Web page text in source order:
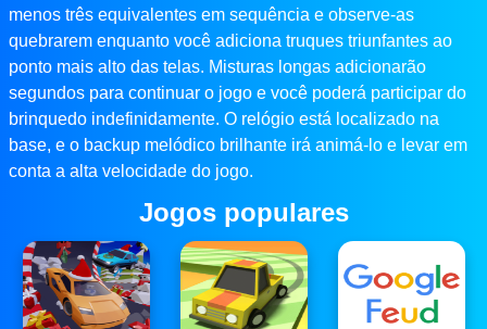
menos três equivalentes em sequência e observe-as
quebrarem enquanto você adiciona truques triunfantes ao
ponto mais alto das telas. Misturas longas adicionarão
segundos para continuar o jogo e você poderá participar do
brinquedo indefinidamente. O relógio está localizado na
base, e o backup melódico brilhante irá animá-lo e levar em
conta a alta velocidade do jogo.
Jogos populares